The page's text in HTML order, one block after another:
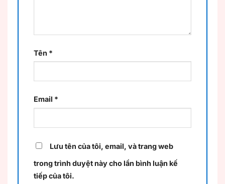
Tên *
Email *
Lưu tên của tôi, email, và trang web
trong trình duyệt này cho lần bình luận kế
tiếp của tôi.